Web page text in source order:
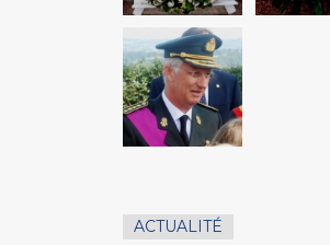
ACTUALITÉ